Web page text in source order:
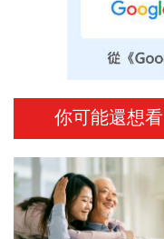
你可能還想看